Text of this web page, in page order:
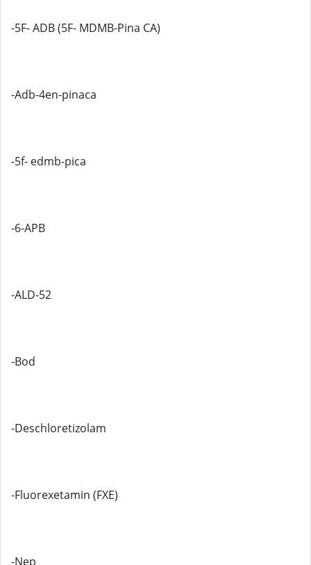
-5F- ADB (5F- MDMB-Pina CA)
-Adb-4en-pinaca
-5f- edmb-pica
-6-APB
-ALD-52
-Bod
-Deschloretizolam
-Fluorexetamin (FXE)
-Nep